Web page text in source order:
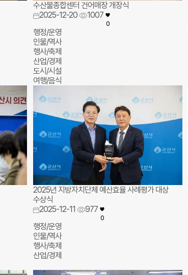
수산물종합센터 건어매장 개장식
2025-12-20
1007
0
행정/운영
인물/역사
행사/축제
산업/경제
도시/시설
여행/음식
2025년 지방자치단체 예산효율 사례평가 대상
수상식
2025-12-11
977
0
행정/운영
인물/역사
행사/축제
산업/경제